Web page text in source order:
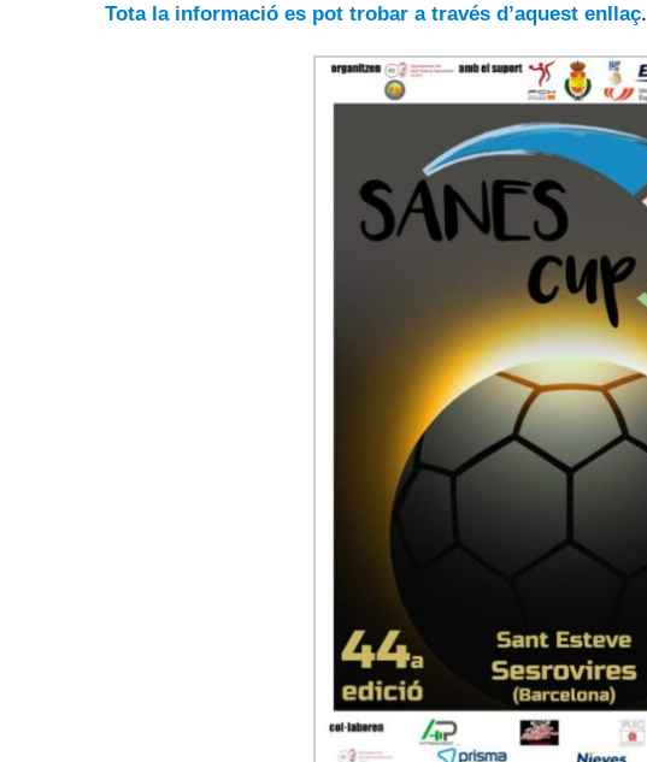
Tota la informació es pot trobar a través d’aquest enllaç.